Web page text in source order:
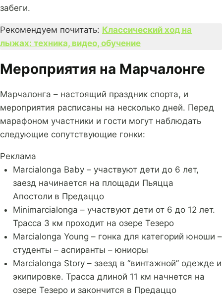
забеги.
Рекомендуем почитать: Классический ход на
лыжах: техника, видео, обучение
Мероприятия на Марчалонге
Марчалонга – настоящий праздник спорта, и
мероприятия расписаны на несколько дней. Перед
марафоном участники и гости могут наблюдать
следующие сопутствующие гонки:
Реклама
Marcialonga Baby – участвуют дети до 6 лет,
заезд начинается на площади Пьяцца
Апостоли в Предаццо
Minimarcialonga – участвуют дети от 6 до 12 лет.
Трасса 3 км проходит на озере Тезеро
Marcialonga Young – гонка для категорий юноши –
студенты – аспиранты – юниоры
Marcialonga Story – заезд в “винтажной” одежде и
экипировке. Трасса длиной 11 км начнется на
озере Тезеро и закончится в Предаццо